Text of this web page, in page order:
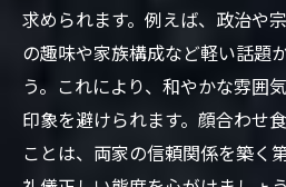
求められます。例えば、政治や
の趣味や家族構成など軽い話題
う。これにより、和やかな雰囲
印象を避けられます。顔合わせ
ことは、両家の信頼関係を築く